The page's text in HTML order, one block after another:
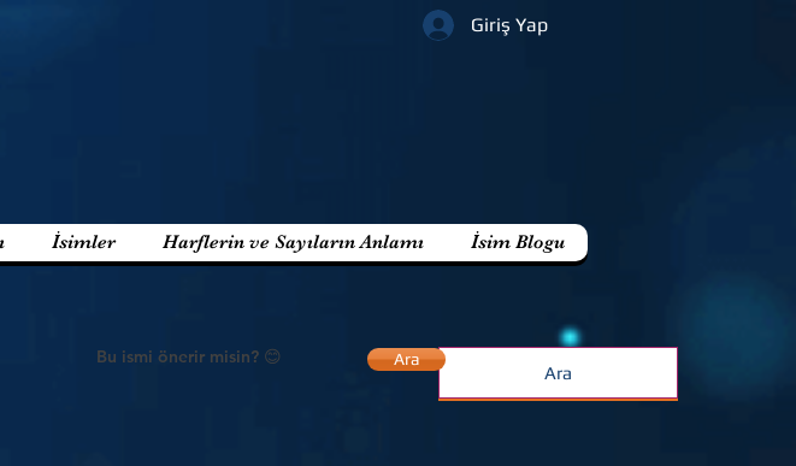
Giriş Yap
İsimler Harflerin ve Sayıların Anlamı İsim Blogu
Bu ismi önerir misin? 😊 Ara